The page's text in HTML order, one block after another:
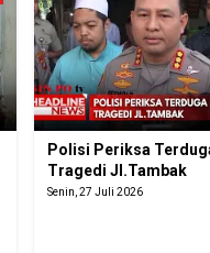
Polisi Periksa
Tragedi Jl.Tambak
Senin, 27 Juli 2026